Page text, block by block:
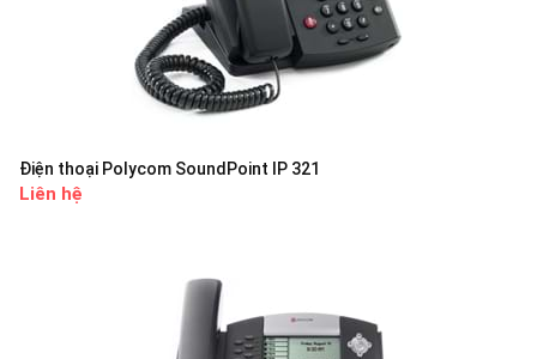
Điện thoại Polycom SoundPoint IP 321
Liên hệ